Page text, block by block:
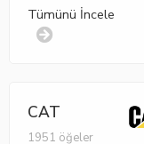
Tümünü İncele
CAT
1951 öğeler